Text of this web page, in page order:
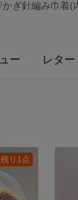
ぎ針編み巾着(
ー レター
残り1点